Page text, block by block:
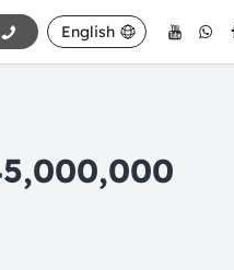
English
EGP